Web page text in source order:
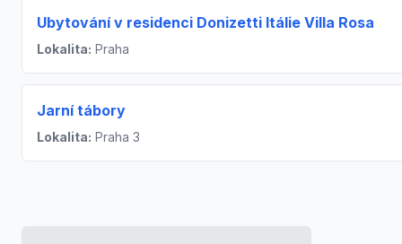
Ubytování v residenci Donizetti Itálie Villa Rosa
Lokalita: Praha
Jarní tábory
Lokalita: Praha 3